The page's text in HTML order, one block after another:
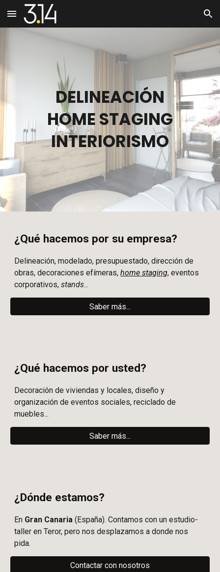
Skip to main content Skip to navigation
DELINEACIÓN
HOME STAGING
INTERIORISMO
¿Qué hacemos por su empresa?
Delineación, modelado, presupuestado, dirección de
obras, decoraciones efímeras,home staging, eventos
corporativos,stands...
Saber más...
¿Qué hacemos por usted?
Decoraciónde viviendas y locales, diseño y
organización de eventos sociales, reciclado de
muebles...
Saber más...
¿Dónde estamos?
En Gran Canaria (España). Contamos con un estudio-
taller en Teror, pero nos desplazamos a donde nos
pida.
Contactar con nosotros